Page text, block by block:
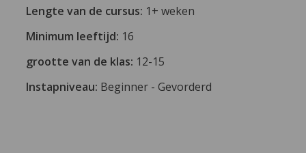
Lengte van de cursus: 1+ weken
Minimum leeftijd: 16
grootte van de klas: 12-15
Instapniveau: Beginner - Gevorderd